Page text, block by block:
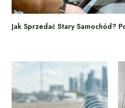
Jak Sprzedać Stary Samochód?